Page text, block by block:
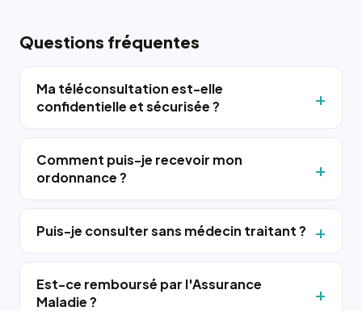
Questions fréquentes
Ma téléconsultation est-elle
confidentielle et sécurisée ?
Comment puis-je recevoir mon
ordonnance ?
Puis-je consulter sans médecin traitant ?
Est-ce remboursé par l'Assurance
Maladie ?